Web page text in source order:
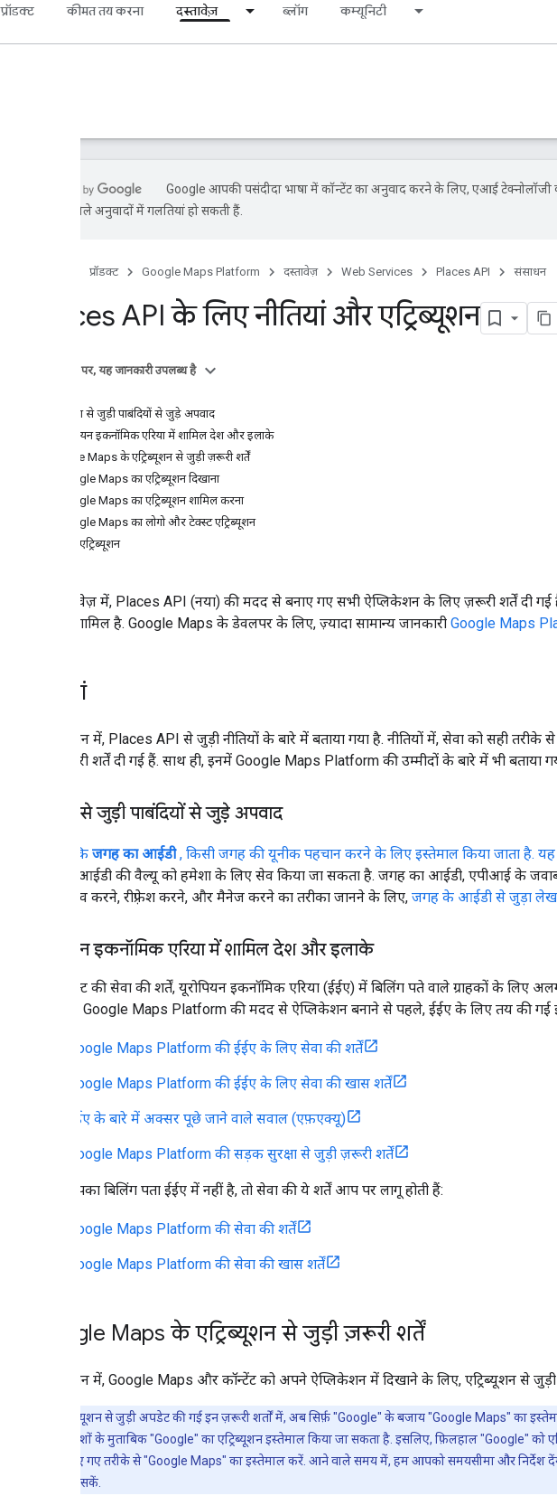
प्रॉडक्ट कीमत तय करना दस्तावेज़ ब्लॉग कम्यूनिटी
Google आपकी पसंदीदा भाषा में कॉन्टेंट का अनुवाद करने के लिए, एआई टेक्नोलॉजी
एआई से मिले अनुवादों में गलतियां हो सकती हैं.
प्रॉडक्ट Google Maps Platform दस्तावेज़ Web Services Places API संसाधन
Places API के लिए नीतियां और एट्रिब्यूशन
इस पेज पर, यह जानकारी उपलब्ध है
कैशिंग से जुड़ी पाबंदियों से जुड़े अपवाद
यूरोपियन इकनॉमिक एरिया में शामिल देश और इलाके
Google Maps के एट्रिब्यूशन से जुड़ी ज़रूरी शर्तें
Google Maps का एट्रिब्यूशन दिखाना
Google Maps का एट्रिब्यूशन शामिल करना
Google Maps का लोगो और टेक्स्ट एट्रिब्यूशन
लोगो एट्रिब्यूशन
इस दस्तावेज़ में, Places API (नया) की मदद से बनाए गए सभी ऐप्लिकेशन के लिए ज़रूरी शर्तें दी
सेवा भी शामिल है. Google Maps के डेवलपर के लिए, ज़्यादा सामान्य जानकारी Google Maps
नीतियां
इस सेक्शन में, Places API से जुड़ी नीतियों के बारे में बताया गया है. नीतियों में, सेवा को सही
और ज़रूरी शर्तें दी गई हैं. साथ ही, इनमें Google Maps Platform की उम्मीदों के बारे में भी बताया
कैशिंग से जुड़ी पाबंदियों से जुड़े अपवाद
ध्यान दें कि जगह का आईडी, किसी जगह की यूनीक पहचान करने के लिए इस्तेमाल किया जाता है. यह
जगह के आईडी की वैल्यू को हमेशा के लिए सेव किया जा सकता है. जगह का आईडी, एपीआई के
आईडी सेव करने, रीफ़्रेश करने, और मैनेज करने का तरीका जानने के लिए, जगह के आईडी से जुड़ा लेख
यूरोपियन इकनॉमिक एरिया में शामिल देश और इलाके
इस प्रॉडक्ट की सेवा की शर्तें, यूरोपियन इकनॉमिक एरिया (ईईए) में बिलिंग पते वाले ग्राहकों के लिए
सकती हैं. Google Maps Platform की मदद से ऐप्लिकेशन बनाने से पहले, ईईए के लिए तय की गई
Google Maps Platform की ईईए के लिए सेवा की शर्तें
Google Maps Platform की ईईए के लिए सेवा की खास शर्तें
ईईए के बारे में अक्सर पूछे जाने वाले सवाल (एफ़एक्यू)
Google Maps Platform की सड़क सुरक्षा से जुड़ी ज़रूरी शर्तें
अगर आपका बिलिंग पता ईईए में नहीं है, तो सेवा की ये शर्तें आप पर लागू होती हैं:
Google Maps Platform की सेवा की शर्तें
Google Maps Platform की सेवा की खास शर्तें
Google Maps के एट्रिब्यूशन से जुड़ी ज़रूरी शर्तें
इस सेक्शन में, Google Maps और कॉन्टेंट को अपने ऐप्लिकेशन में दिखाने के लिए, एट्रिब्यूशन से जुड़ी
एट्रिब्यूशन से जुड़ी अपडेट की गई इन ज़रूरी शर्तों में, अब सिर्फ़ "Google" के बजाय "Google Maps" का
दिए गए दिशा-निर्देशों के मुताबिक "Google" का एट्रिब्यूशन इस्तेमाल किया जा सकता है. इसलिए, फ़िलहाल "Google"
इस सेक्शन में बताए गए तरीके से "Google Maps" का इस्तेमाल करें. आने वाले समय में, हम आपको समयसीमा और निर्देश
एट्रिब्यूशन में बदल सकें.